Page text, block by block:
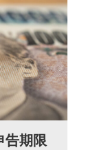
告期限